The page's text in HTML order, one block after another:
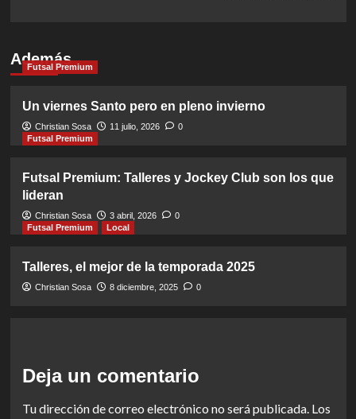
Además
Futsal Premium
Un viernes Santo pero en pleno invierno
Christian Sosa 11 julio, 2026
0
Futsal Premium
Futsal Premium: Talleres y Jockey Club son los que
lideran
Christian Sosa 3 abril, 2026
0
Futsal Premium
Local
Talleres, el mejor de la temporada 2025
Christian Sosa 8 diciembre, 2025 0
Deja un comentario
Tu dirección de correo electrónico no será publicada. Los